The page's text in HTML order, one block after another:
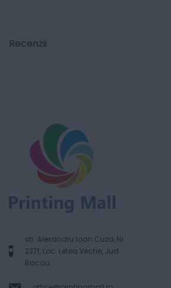
Recenzii
str. Alexandru Ioan Cuza, Nr.
237f, Loc. Letea Veche, Jud.
Bacau